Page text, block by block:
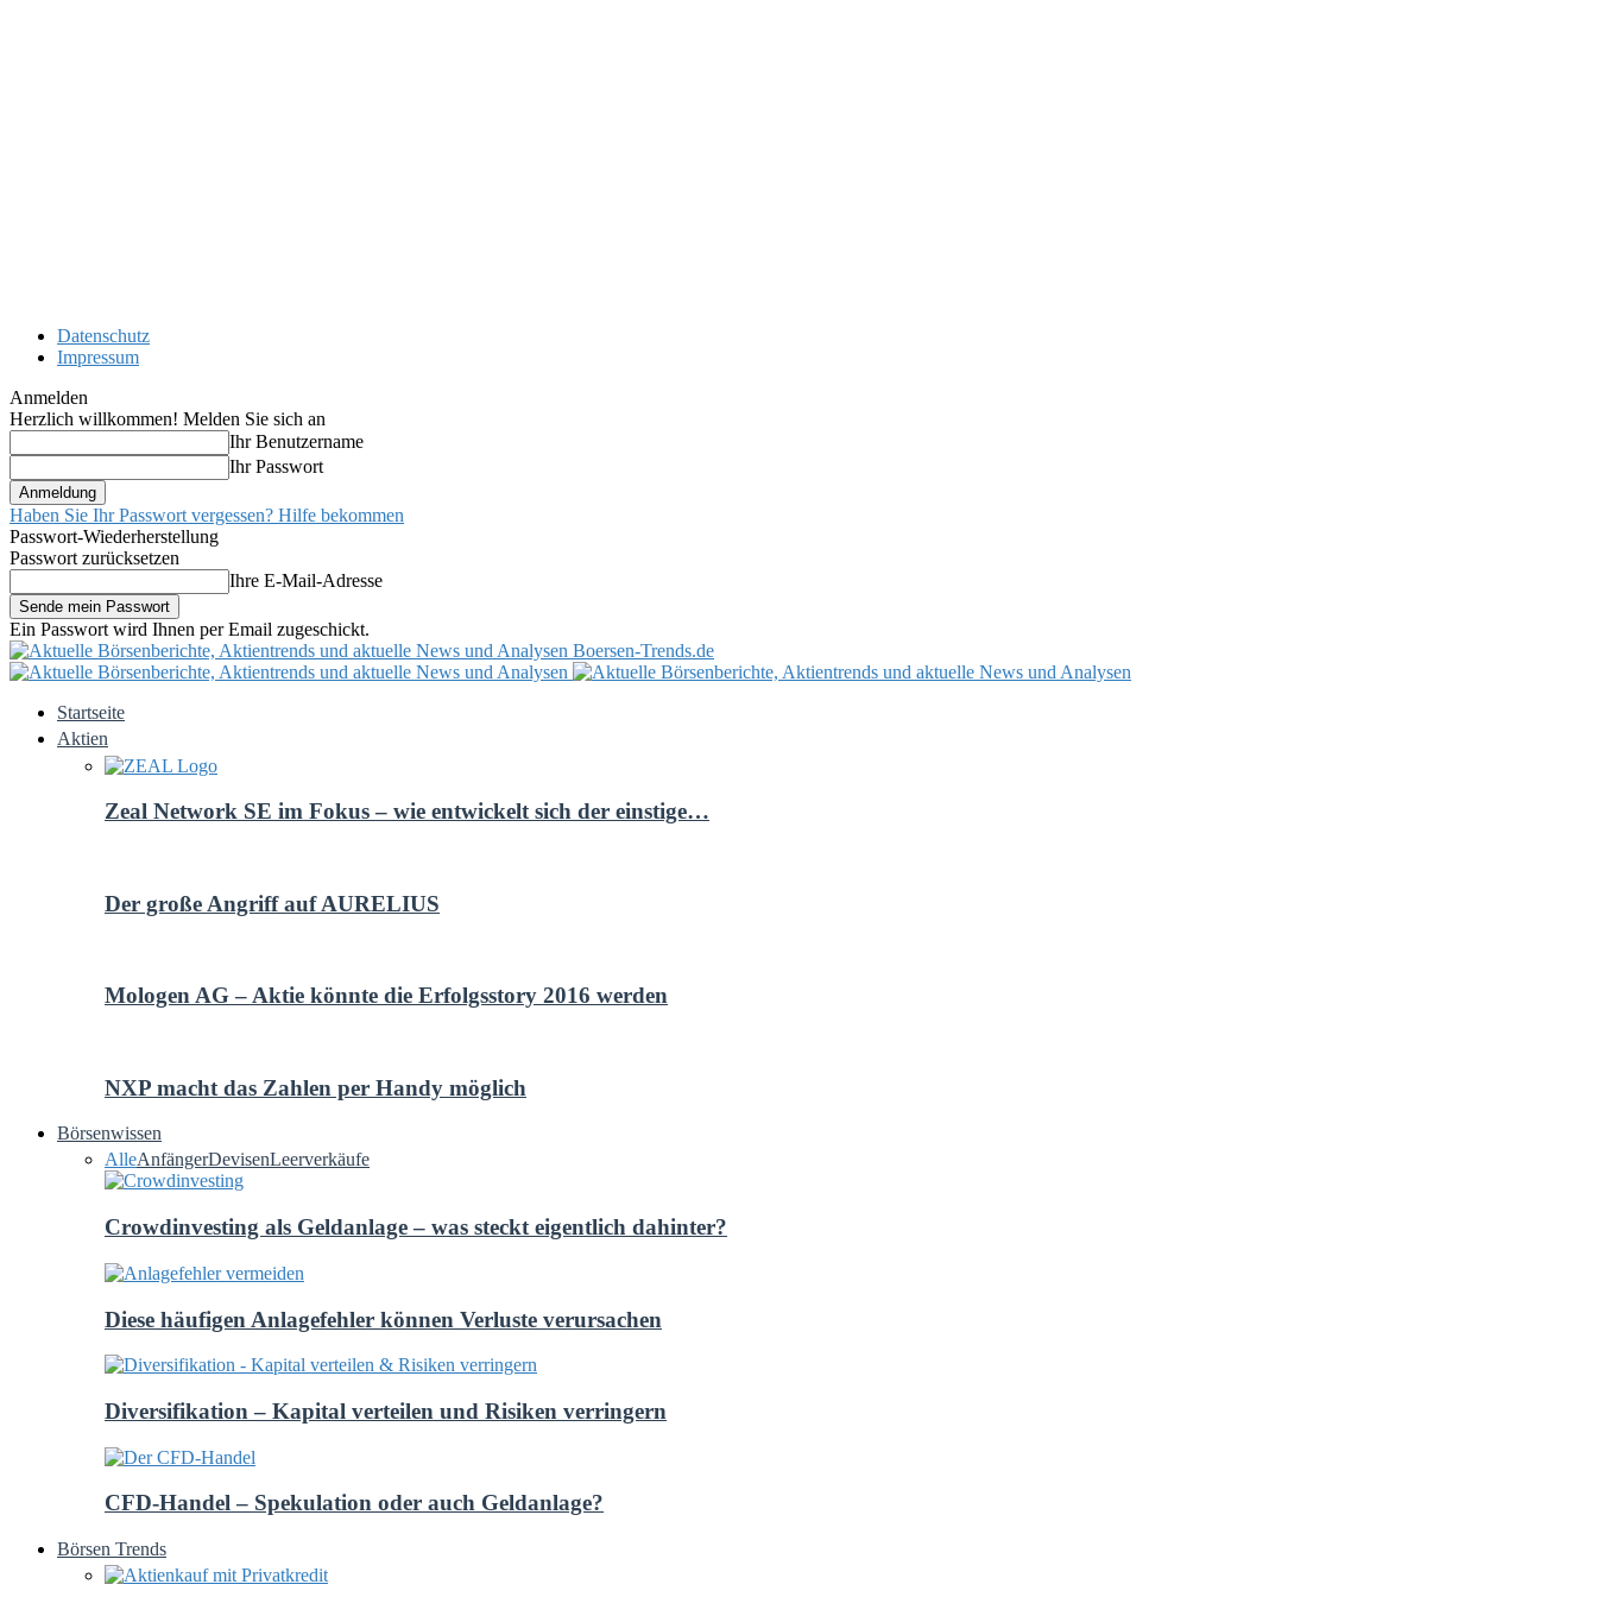
Datenschutz
Impressum
Anmelden
Herzlich willkommen! Melden Sie sich an
Ihr Benutzername
Ihr Passwort
Haben Sie Ihr Passwort vergessen? Hilfe bekommen
Passwort-Wiederherstellung
Passwort zurücksetzen
Ihre E-Mail-Adresse
Ein Passwort wird Ihnen per Email zugeschickt.
Boersen-Trends.de
Startseite
Aktien
Zeal Network SE im Fokus – wie entwickelt sich der einstige…
Der große Angriff auf AURELIUS
Mologen AG – Aktie könnte die Erfolgsstory 2016 werden
NXP macht das Zahlen per Handy möglich
Börsenwissen
AlleAnfängerDevisenLeerverkäufe
Crowdinvesting als Geldanlage – was steckt eigentlich dahinter?
Diese häufigen Anlagefehler können Verluste verursachen
Diversifikation – Kapital verteilen und Risiken verringern
CFD-Handel – Spekulation oder auch Geldanlage?
Börsen Trends